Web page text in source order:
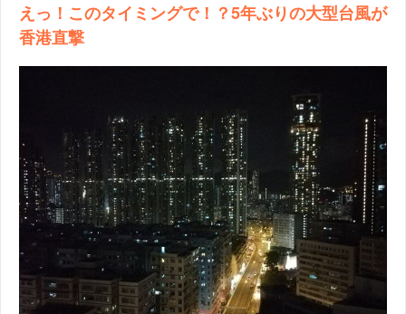
えっ！このタイミングで！？5年ぶりの大型台風が
香港直撃